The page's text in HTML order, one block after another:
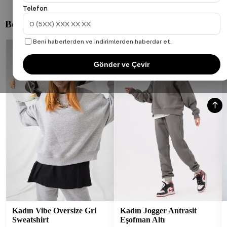
Telefon
Beni haberlerden ve indirimlerden haberdar et.
Gönder ve Çevir